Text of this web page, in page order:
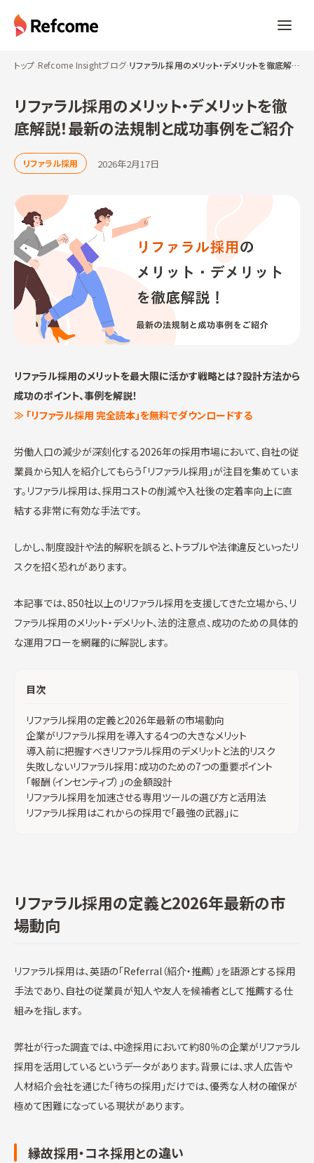
トップ›Refcome Insightブログ› リファラル採用のメリット・デメリットを徹底解説！最新の法規制と成功事例をご紹介
リファラル採用のメリット・デメリットを徹
底解説！最新の法規制と成功事例をご紹介
リファラル採用 2026年2月17日
リファラル採用のメリットを最大限に活かす戦略とは？設計方法から
成功のポイント、事例を解説！
≫ 「リファラル採用 完全読本」を無料でダウンロードする
労働人口の減少が深刻化する2026年の採用市場において、自社の従
業員から知人を紹介してもらう「リファラル採用」が注目を集めていま
す。リファラル採用は、採用コストの削減や入社後の定着率向上に直
結する非常に有効な手法です。
しかし、制度設計や法的解釈を誤ると、トラブルや法律違反といったリ
スクを招く恐れがあります。
本記事では、850社以上のリファラル採用を支援してきた立場から、リ
ファラル採用のメリット・デメリット、法的注意点、成功のための具体的
な運用フローを網羅的に解説します。
目次
リファラル採用の定義と2026年最新の市場動向
企業がリファラル採用を導入する4つの大きなメリット
導入前に把握すべきリファラル採用のデメリットと法的リスク
失敗しないリファラル採用：成功のための7つの重要ポイント
「報酬（インセンティブ）」の金額設計
リファラル採用を加速させる専用ツールの選び方と活用法
リファラル採用はこれからの採用で「最強の武器」に
リファラル採用の定義と2026年最新の市
場動向
リファラル採用は、英語の「Referral（紹介・推薦）」を語源とする採用
手法であり、自社の従業員が知人や友人を候補者として推薦する仕
組みを指します。
弊社が行った調査では、中途採用において約80％の企業がリファラル
採用を活用しているというデータがあります。背景には、求人広告や
人材紹介会社を通じた「待ちの採用」だけでは、優秀な人材の確保が
極めて困難になっている現状があります。
縁故採用・コネ採用との違い